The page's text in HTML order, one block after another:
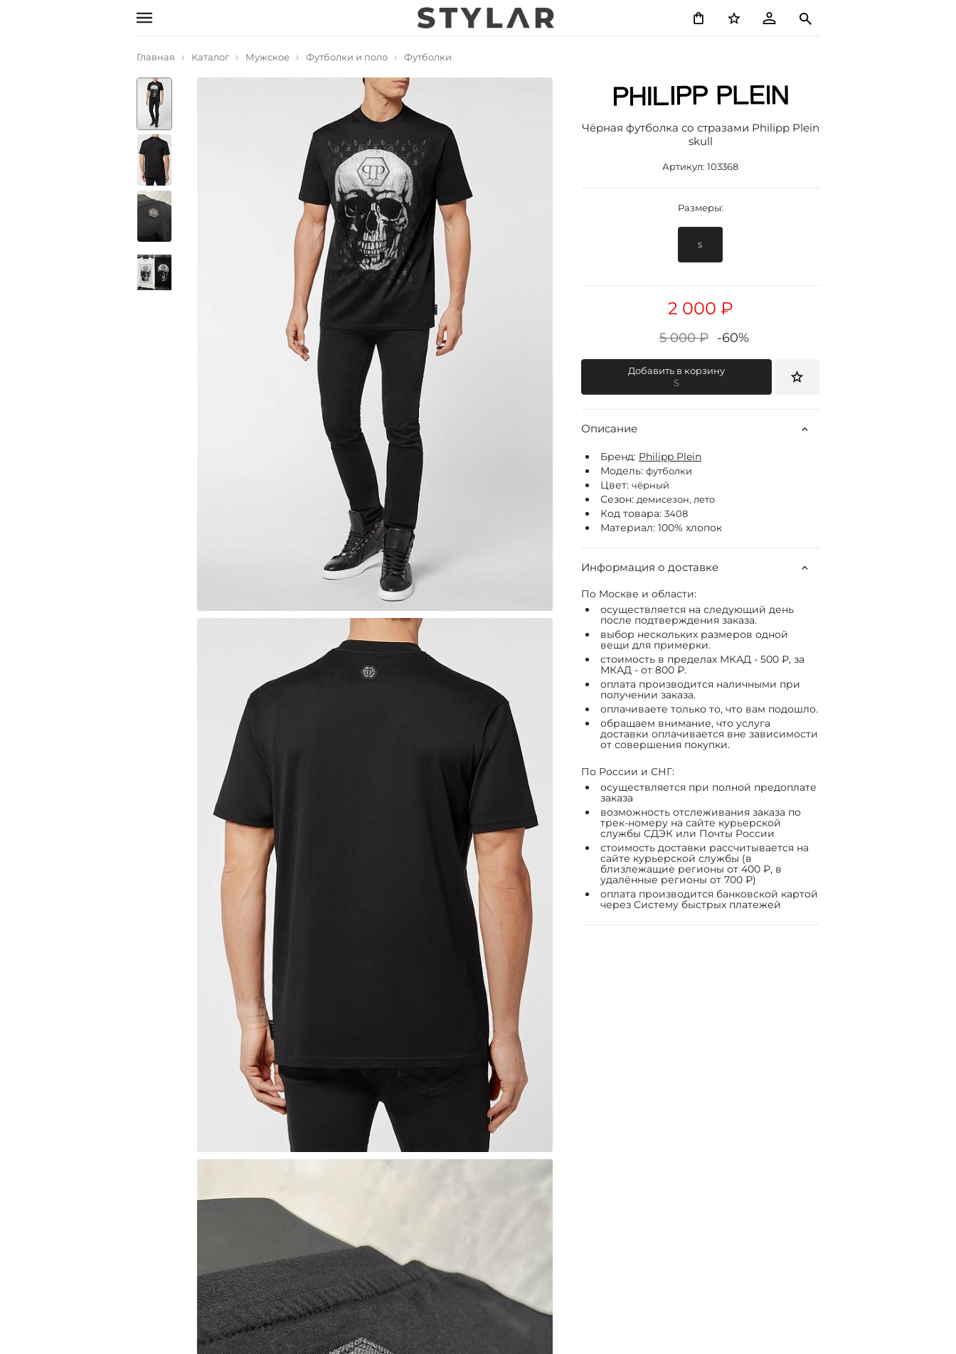
Главная Каталог Мужское Футболки и поло Футболки
Чёрная футболка со стразами Philipp Plein
skull
Артикул: 103368
Размеры:
S
2 000 ₽
5 000 ₽ -60%
Добавить в корзину
S
Описание
Бренд: Philipp Plein
Модель: футболки
Цвет: чёрный
Сезон: демисезон, лето
Код товара: 3408
Материал: 100% хлопок
Информация о доставке
По Москве и области:
осуществляется на следующий день
после подтверждения заказа.
выбор нескольких размеров одной
вещи для примерки.
стоимость в пределах МКАД - 500 ₽, за
МКАД - от 800 ₽.
оплата производится наличными при
получении заказа.
оплачиваете только то, что вам подошло.
обращаем внимание, что услуга
доставки оплачивается вне зависимости
от совершения покупки.
По России и СНГ:
осуществляется при полной предоплате
заказа
возможность отслеживания заказа по
трек-номеру на сайте курьерской
службы СДЭК или Почты России
стоимость доставки рассчитывается на
сайте курьерской службы (в
близлежащие регионы от 400 ₽, в
удалённые регионы от 700 ₽)
оплата производится банковской картой
через Систему быстрых платежей